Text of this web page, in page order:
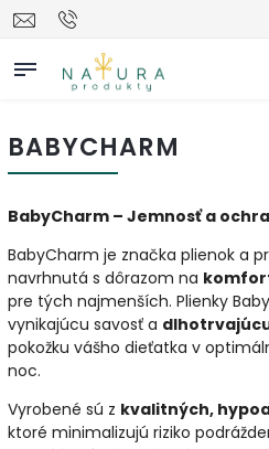
BABYCHARM
BabyCharm – Jemnosť a
BabyCharm je značka plienok a
navrhnutá s dôrazom na
pre tých najmenších. Plienky
vynikajúcu savosť a
pokožku vášho dieťatka v
noc.
Vyrobené sú z kvalitných,
ktoré minimalizujú riziko